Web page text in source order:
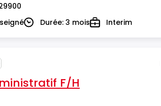
DuréeDurée: 3 moisTypeInterim
F/H